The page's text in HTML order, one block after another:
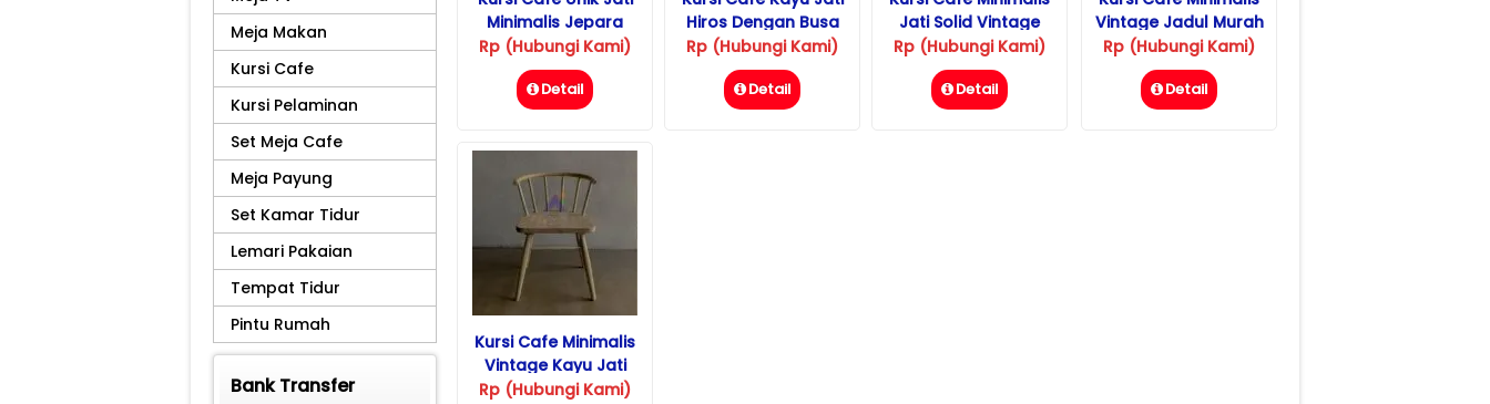
Minimalis Jepara
Rp (Hubungi Kami)
Detail
Hiros Dengan Busa
Dudukan
Rp (Hubungi Kami)
Detail
Jati Solid Vintage
Rp (Hubungi Kami)
Detail
Vintage Jadul Murah
Rp (Hubungi Kami)
Detail
Kursi Cafe Minimalis
Vintage Kayu Jati
Rp (Hubungi Kami)
Meja Makan
Kursi Cafe
Kursi Pelaminan
Set Meja Cafe
Meja Payung
Set Kamar Tidur
Lemari Pakaian
Tempat Tidur
Pintu Rumah
Bank Transfer